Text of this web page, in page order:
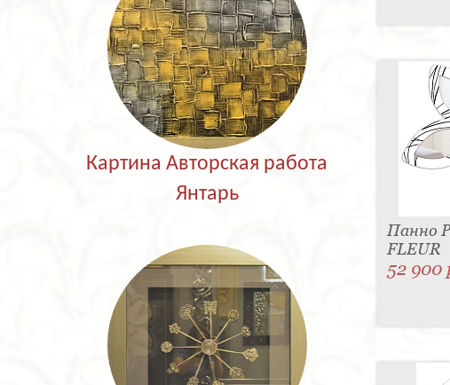
Картина Авторская работа
Янтарь
Панно
FLEUR
52 900